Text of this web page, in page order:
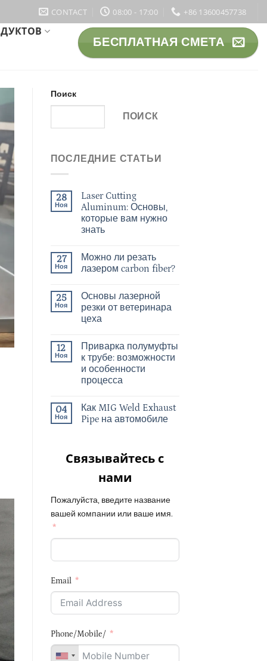
CONTACT 08:00 - 17:00 +86 13600457738
БЕСПЛАТНАЯ СМЕТА
Поиск
ПОИСК
ПОСЛЕДНИЕ СТАТЬИ
28
Ноя
Laser Cutting
Aluminum: Основы,
которые вам нужно
знать
27
Ноя
Можно ли резать
лазером carbon fiber?
25
Ноя
Основы лазерной
резки от ветеринара
цеха
12
Ноя
Приварка полумуфты
к трубе: возможности
и особенности
процесса
04
Ноя
Как MIG Weld Exhaust
Pipe на автомобиле
Связывайтесь с
нами
Пожалуйста, введите название
вашей компании или ваше имя.
Email
Phone/Mobile/